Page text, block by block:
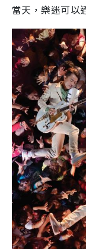
當天，樂迷可以